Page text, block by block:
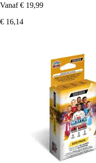
Vanaf € 19,99
€ 16,14